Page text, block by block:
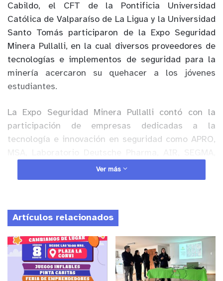
Cabildo, el CFT de la Pontificia Universidad
Católica de Valparaíso de La Ligua y la Universidad
Santo Tomás participaron de la Expo Seguridad
Minera Pullalli, en la cual diversos proveedores de
tecnologías e implementos de seguridad para la
minería acercaron su quehacer a los jóvenes
estudiantes.
La Expo Seguridad Minera Pullalli contó con la
participación de empresas dedicadas a la
tecnología e innovación en seguridad como APRO,
MACME, Jota Consultores y el Cuerpo de Bomberos
de Papudo.Fernando Cabrera, de Laboratorio
las nuevas tecnologías que se están
implementando en la materia, “los muchachos
estaban muy interesados de conocer lo último que
se está utilizando en minería y mostrarles cómo
opera la minería desde adentro, sus distintos
Ver más
Artículos relacionados